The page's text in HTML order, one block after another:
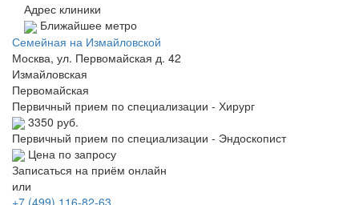
Адрес клиники
Ближайшее метро
Семейная на Измайловской
Москва, ул. Первомайская д. 42
Измайловская
Первомайская
Первичный прием по специализации - Хирург
3350 руб.
Первичный прием по специализации - Эндоскопист
Цена по запросу
Записаться на приём онлайн
или